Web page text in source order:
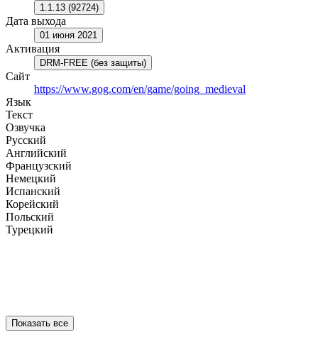
1.1.13 (92724)
Дата выхода
01 июня 2021
Активация
DRM-FREE (без защиты)
Сайт
https://www.gog.com/en/game/going_medieval
Язык
Текст
Озвучка
Русский
Английский
Французский
Немецкий
Испанский
Корейский
Польский
Турецкий
Показать все